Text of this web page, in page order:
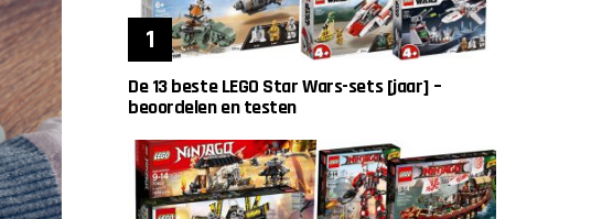
De 13 beste LEGO Star Wars-sets [jaar] –
beoordelen en testen